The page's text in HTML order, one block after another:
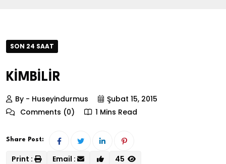
SON 24 SAAT
KİMBİLİR
By - Huseyindurmus
Şubat 15, 2015
Comments (0)
1 Mins Read
Share Post:
Print : Email : 45